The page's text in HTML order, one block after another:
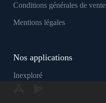
Conditions générales de vente
Mentions légales
Nos applications
Inexploré